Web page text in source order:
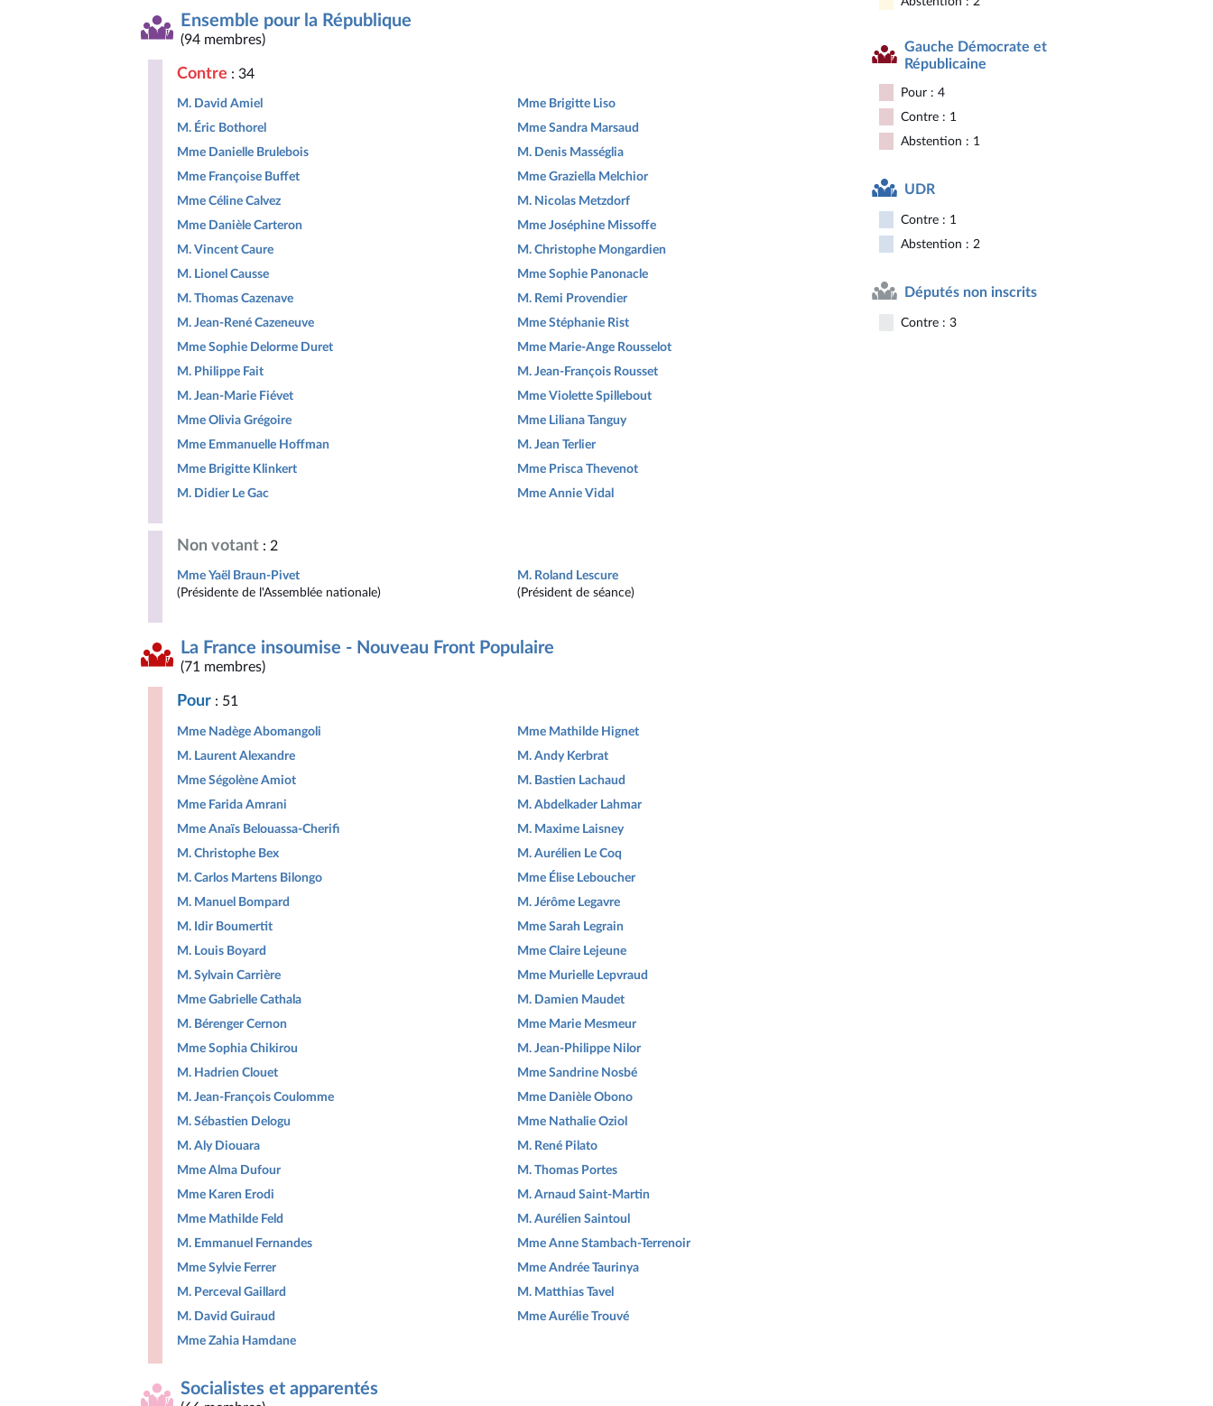
Ensemble pour la République
(94 membres)
Contre : 34
M. David Amiel
M. Éric Bothorel
Mme Danielle Brulebois
Mme Françoise Buffet
Mme Céline Calvez
Mme Danièle Carteron
M. Vincent Caure
M. Lionel Causse
M. Thomas Cazenave
M. Jean-René Cazeneuve
Mme Sophie Delorme Duret
M. Philippe Fait
M. Jean-Marie Fiévet
Mme Olivia Grégoire
Mme Emmanuelle Hoffman
Mme Brigitte Klinkert
M. Didier Le Gac
Mme Brigitte Liso
Mme Sandra Marsaud
M. Denis Masséglia
Mme Graziella Melchior
M. Nicolas Metzdorf
Mme Joséphine Missoffe
M. Christophe Mongardien
Mme Sophie Panonacle
M. Remi Provendier
Mme Stéphanie Rist
Mme Marie-Ange Rousselot
M. Jean-François Rousset
Mme Violette Spillebout
Mme Liliana Tanguy
M. Jean Terlier
Mme Prisca Thevenot
Mme Annie Vidal
Non votant : 2
Mme Yaël Braun-Pivet
(Présidente de l'Assemblée nationale)
M. Roland Lescure
(Président de séance)
La France insoumise - Nouveau Front Populaire
(71 membres)
Pour : 51
Mme Nadège Abomangoli
M. Laurent Alexandre
Mme Ségolène Amiot
Mme Farida Amrani
Mme Anaïs Belouassa-Cherifi
M. Christophe Bex
M. Carlos Martens Bilongo
M. Manuel Bompard
M. Idir Boumertit
M. Louis Boyard
M. Sylvain Carrière
Mme Gabrielle Cathala
M. Bérenger Cernon
Mme Sophia Chikirou
M. Hadrien Clouet
M. Jean-François Coulomme
M. Sébastien Delogu
M. Aly Diouara
Mme Alma Dufour
Mme Karen Erodi
Mme Mathilde Feld
M. Emmanuel Fernandes
Mme Sylvie Ferrer
M. Perceval Gaillard
M. David Guiraud
Mme Zahia Hamdane
Mme Mathilde Hignet
M. Andy Kerbrat
M. Bastien Lachaud
M. Abdelkader Lahmar
M. Maxime Laisney
M. Aurélien Le Coq
Mme Élise Leboucher
M. Jérôme Legavre
Mme Sarah Legrain
Mme Claire Lejeune
Mme Murielle Lepvraud
M. Damien Maudet
Mme Marie Mesmeur
M. Jean-Philippe Nilor
Mme Sandrine Nosbé
Mme Danièle Obono
Mme Nathalie Oziol
M. René Pilato
M. Thomas Portes
M. Arnaud Saint-Martin
M. Aurélien Saintoul
Mme Anne Stambach-Terrenoir
Mme Andrée Taurinya
M. Matthias Tavel
Mme Aurélie Trouvé
Socialistes et apparentés
Gauche Démocrate et
Républicaine
Pour : 4
Contre : 1
Abstention : 1
UDR
Contre : 1
Abstention : 2
Députés non inscrits
Contre : 3